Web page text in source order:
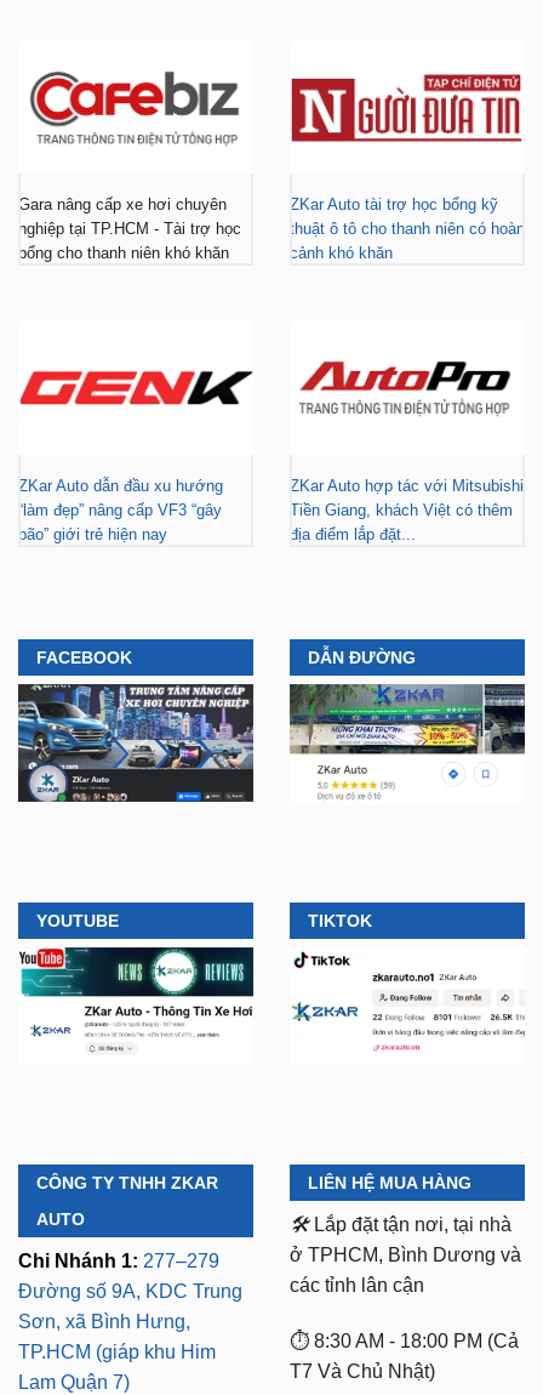
Gara nâng cấp xe hơi chuyên
nghiệp tại TP.HCM - Tài trợ học
bổng cho thanh niên khó khăn
ZKar Auto tài trợ học bổng kỹ
thuật ô tô cho thanh niên có hoàn
cảnh khó khăn
ZKar Auto dẫn đầu xu hướng
“làm đẹp” nâng cấp VF3 “gây
bão” giới trẻ hiện nay
ZKar Auto hợp tác với Mitsubishi
Tiền Giang, khách Việt có thêm
địa điểm lắp đặt...
FACEBOOK DẪN ĐƯỜNG
YOUTUBE TIKTOK
CÔNG TY TNHH ZKAR
AUTO
Chi Nhánh 1: 277–279
Đường số 9A, KDC Trung
Sơn, xã Bình Hưng,
TP.HCM (giáp khu Him
Lam Quận 7)
LIÊN HỆ MUA HÀNG
🛠️ Lắp đặt tận nơi, tại nhà
ở TPHCM, Bình Dương và
các tỉnh lân cận
⏱️ 8:30 AM - 18:00 PM (Cả
T7 Và Chủ Nhật)